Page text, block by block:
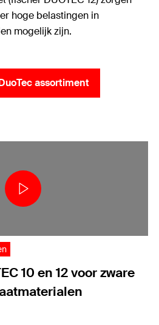
hoge belastingen in
mogelijk zijn.
assortiment
10 en 12 voor zware